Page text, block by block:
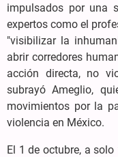
impulsados por una
expertos como el
"visibilizar la
abrir corredores
acción directa, no
subrayó Ameglio,
movimientos por la
violencia en México.
El 1 de octubre, a